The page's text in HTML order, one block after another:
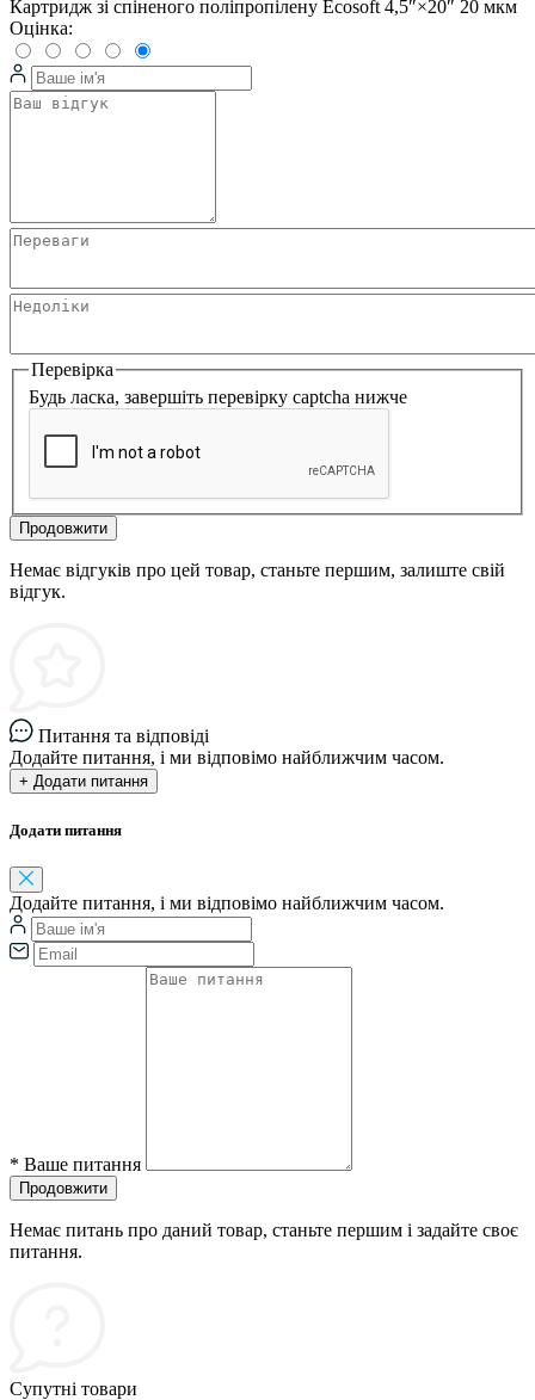
Картридж зі спіненого поліпропілену Ecosoft 4,5″×20″ 20 мкм
Оцінка:
Перевірка
Будь ласка, завершіть перевірку captcha нижче
Продовжити
Немає відгуків про цей товар, станьте першим, залиште свій
відгук.
Питання та відповіді
Додайте питання, і ми відповімо найближчим часом.
+ Додати питання
Додати питання
Додайте питання, і ми відповімо найближчим часом.
* Ваше питання
Продовжити
Немає питань про даний товар, станьте першим і задайте своє
питання.
Супутні товари